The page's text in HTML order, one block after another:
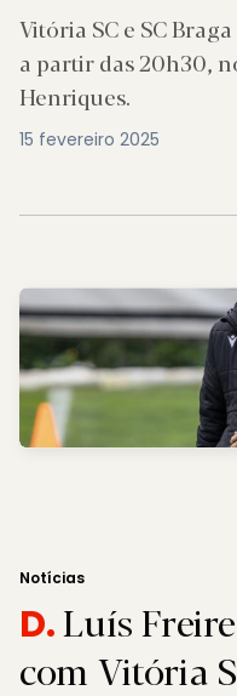
Vitória SC e SC
a partir das 20h30,
Henriques.
15 fevereiro 2025
Notícias
D.Luís
com Vitória